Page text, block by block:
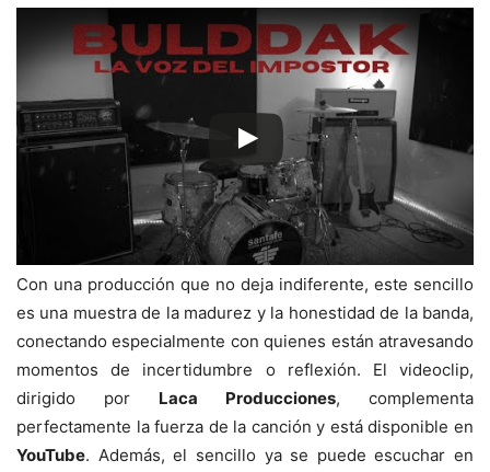
Con una producción que no deja indiferente, este sencillo
es una muestra de la madurez y la honestidad de la banda,
conectando especialmente con quienes están atravesando
momentos de incertidumbre o reflexión. El videoclip,
dirigido por Laca Producciones, complementa
perfectamente la fuerza de la canción y está disponible en
YouTube. Además, el sencillo ya se puede escuchar en